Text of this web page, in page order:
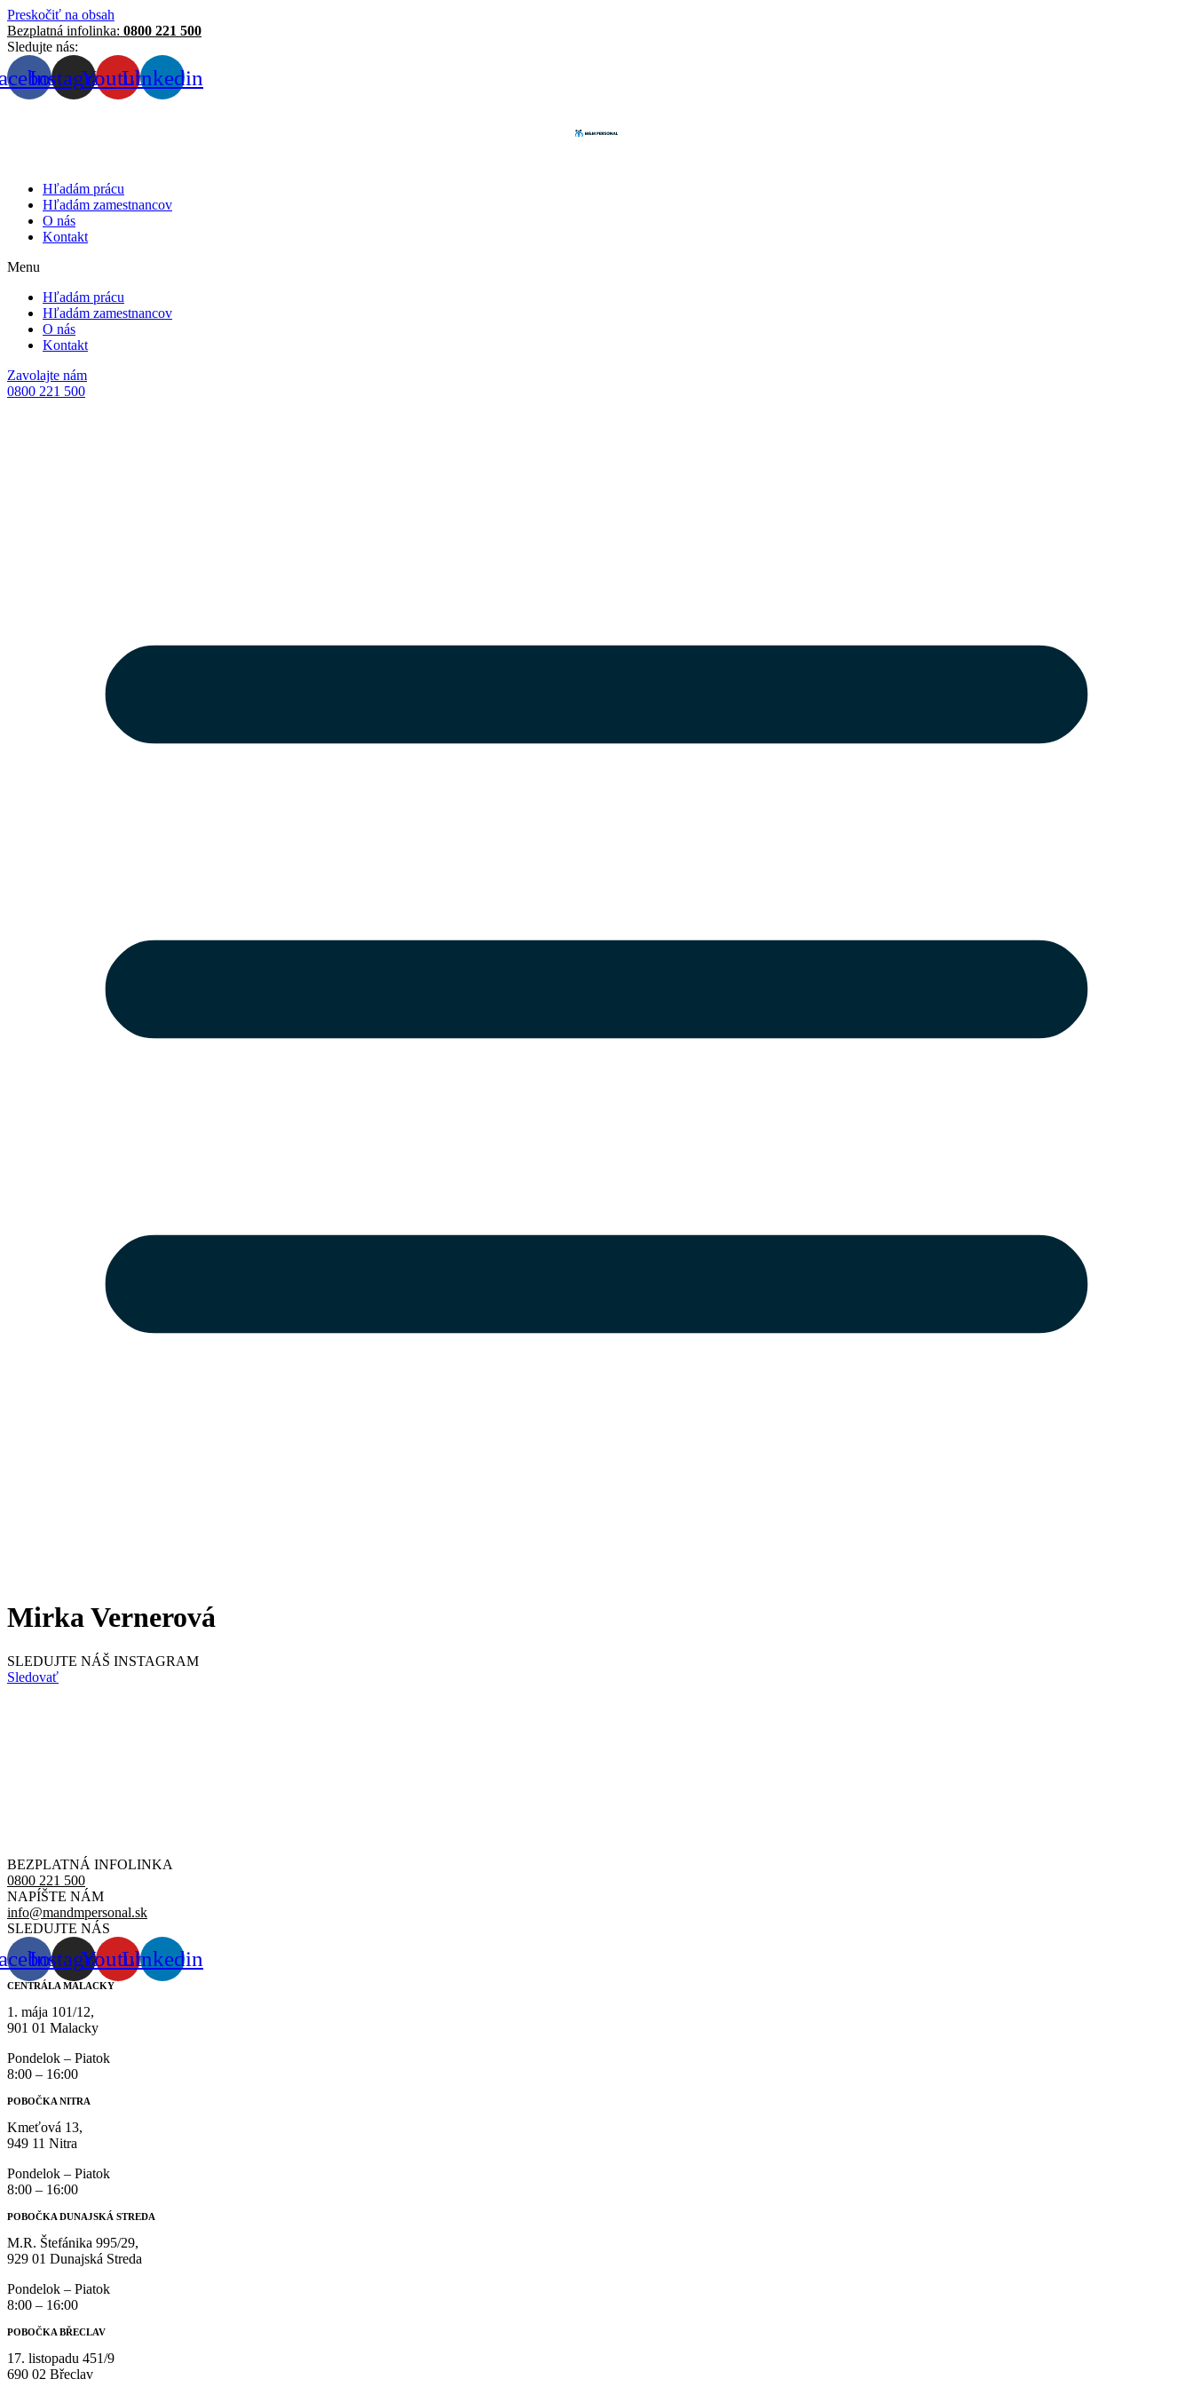
Preskočiť na obsah
Bezplatná infolinka: 0800 221 500
Sledujte nás:
InstagramYoutubeLinkedin
Hľadám prácu
Hľadám zamestnancov
O nás
Kontakt
Menu
Hľadám prácu
Hľadám zamestnancov
O nás
Kontakt
Zavolajte nám
0800 221 500
Mirka Vernerová
SLEDUJTE NÁŠ INSTAGRAM
Sledovať
BEZPLATNÁ INFOLINKA
0800 221 500
NAPÍŠTE NÁM
info@mandmpersonal.sk
SLEDUJTE NÁS
InstagramYoutubeLinkedin
CENTRÁLA MALACKY
1. mája 101/12,
901 01 Malacky
Pondelok – Piatok
8:00 – 16:00
POBOČKA NITRA
Kmeťová 13,
949 11 Nitra
Pondelok – Piatok
8:00 – 16:00
POBOČKA DUNAJSKÁ STREDA
M.R. Štefánika 995/29,
929 01 Dunajská Streda
Pondelok – Piatok
8:00 – 16:00
POBOČKA BŘECLAV
17. listopadu 451/9
690 02 Břeclav